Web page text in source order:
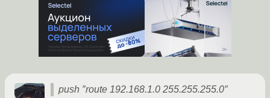
push ″route 192.168.1.0 255.255.255.0″